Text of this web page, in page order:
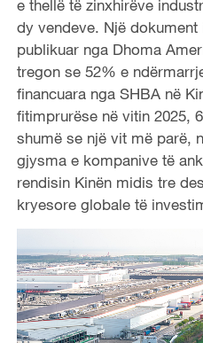
e thellë të zinxhirëve
dy vendeve. Një
publikuar nga Dhoma
tregon se 52% e
financuara nga SHBA në
fitimprurëse në vitin 2025,
shumë se një vit më parë,
gjysma e kompanive të
rendisin Kinën midis tre
kryesore globale të